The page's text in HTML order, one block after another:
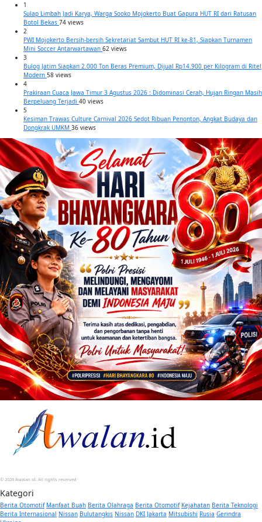
1
Sulap Limbah Jadi Karya, Warga Sooko Mojokerto Buat Gapura HUT RI dari Ratusan
Botol Bekas 74 views
2
PWI Mojokerto Bersih-bersih Sekretariat Sambut HUT RI ke-81, Siapkan Turnamen
Mini Soccer Antarwartawan 62 views
3
Bulog Jatim Siapkan 2.000 Ton Beras Premium, Dijual Rp14.900 per Kilogram di Ritel
Modern 58 views
4
Prakiraan Cuaca Jawa Timur 3 Agustus 2026 : Didominasi Cerah, Hujan Ringan Masih
Berpeluang Terjadi 40 views
5
Kesiman Trawas Culture Carnival 2026 Sedot Ribuan Penonton, Angkat Budaya dan
Dongkrak UMKM 36 views
© 2026 Awalan.id. All rights reserved
Kategori
Berita Otomotif Manfaat Buah Berita Olahraga Berita Otomotif Kejahatan Berita Teknologi
Berita Internasional Nissan Bulutangkis Nissan DKI Jakarta Mitsubishi Rusia Gerindra